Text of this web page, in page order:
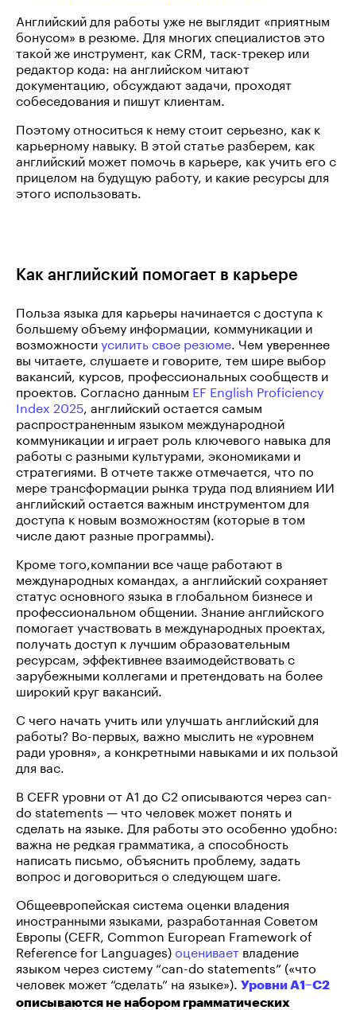
Английский для работы уже не выглядит «приятным
бонусом» в резюме. Для многих специалистов это
такой же инструмент, как CRM, таск-трекер или
редактор кода: на английском читают
документацию, обсуждают задачи, проходят
собеседования и пишут клиентам.
Поэтому относиться к нему стоит серьезно, как к
карьерному навыку. В этой статье разберем, как
английский может помочь в карьере, как учить его с
прицелом на будущую работу, и какие ресурсы для
этого использовать.
Как английский помогает в карьере
Польза языка для карьеры начинается с доступа к
большему объему информации, коммуникации и
возможностиусилить свое резюме. Чем увереннее
вы читаете, слушаете и говорите, тем шире выбор
вакансий, курсов, профессиональных сообществ и
проектов. Согласно данным EF English Proficiency
Index 2025, английский остается самым
распространенным языком международной
коммуникации и играет роль ключевого навыка для
работы с разными культурами, экономиками и
стратегиями. В отчете также отмечается, что по
мере трансформации рынка труда под влиянием ИИ
английский остается важным инструментом для
доступа к новым возможностям (которые в том
числе дают разные программы).
Кроме того,компании все чаще работают в
международных командах, а английский сохраняет
статус основного языка в глобальном бизнесе и
профессиональном общении. Знание английского
помогает участвовать в международных проектах,
получать доступ к лучшим образовательным
ресурсам, эффективнее взаимодействовать с
зарубежными коллегами и претендовать на более
широкий круг вакансий.
С чего начать учить или улучшать английский для
работы? Во-первых, важно мыслить не «уровнем
ради уровня», а конкретными навыками и их пользой
для вас.
В CEFR уровни от A1 до C2 описываются через can-
do statements — что человек может понять и
сделать на языке. Для работы это особенно удобно:
важна не редкая грамматика, а способность
написать письмо, объяснить проблему, задать
вопрос и договориться о следующем шаге.
Общеевропейская система оценки владения
иностранными языками, разработанная Советом
Европы (CEFR, Common European Framework of
Reference for Languages)оценивает владение
языком через систему “can-do statements” («что
человек может “сделать” на языке»). Уровни A1–C2
описываются не набором грамматических